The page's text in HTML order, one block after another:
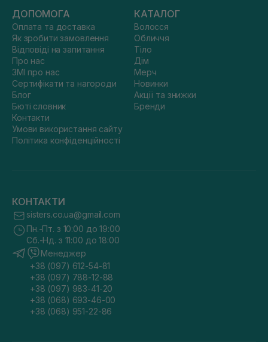
ДОПОМОГА
Оплата та доставка
Як зробити замовлення
Відповіді на запитання
Про нас
ЗМІ про нас
Сертифікати та нагороди
Блог
Бюті словник
Контакти
Умови використання сайту
Політика конфіденційності
КАТАЛОГ
Волосся
Обличчя
Тіло
Дім
Мерч
Новинки
Акції та знижки
Бренди
КОНТАКТИ
sisters.co.ua@gmail.com
Пн.-Пт. з 10:00 до 19:00
Сб.-Нд. з 11:00 до 18:00
Менеджер
+38 (097) 612-54-81
+38 (097) 788-12-88
+38 (097) 983-41-20
+38 (068) 693-46-00
+38 (068) 951-22-86